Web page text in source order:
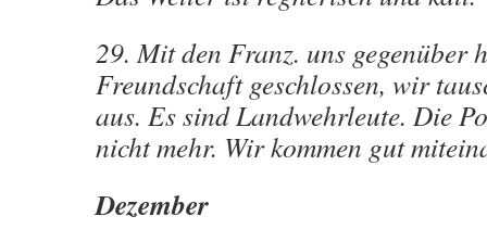
29. Mit den Franz. uns gegenüber
Freundschaft geschlossen, wir
aus. Es sind Landwehrleute. Die
nicht mehr. Wir kommen gut
Dezember